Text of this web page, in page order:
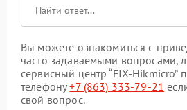
Вы можете ознакомиться с
часто задаваемыми вопросами,
сервисный центр “FIX-Hikmicro”
телефону+7 (863) 333-79-21
свой вопрос.